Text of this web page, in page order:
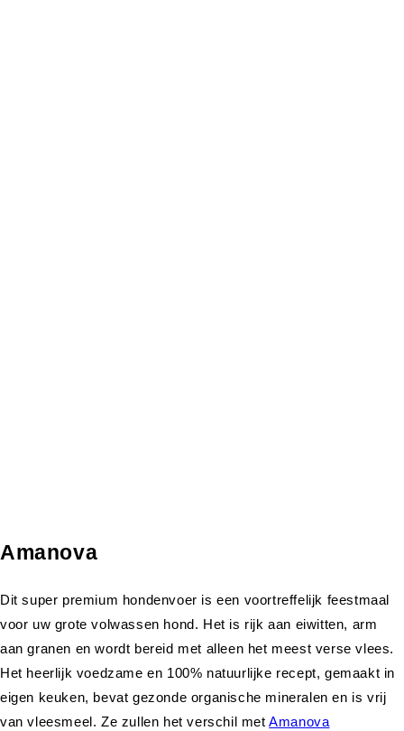
Amanova
Dit super premium hondenvoer is een voortreffelijk feestmaal
voor uw grote volwassen hond. Het is rijk aan eiwitten, arm
aan granen en wordt bereid met alleen het meest verse vlees.
Het heerlijk voedzame en 100% natuurlijke recept, gemaakt in
eigen keuken, bevat gezonde organische mineralen en is vrij
van vleesmeel. Ze zullen het verschil metAmanova